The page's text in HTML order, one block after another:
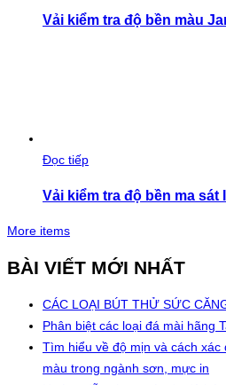
Vải kiểm tra độ bền màu
Đọc tiếp
Vải kiểm tra độ bền ma sát
More items
BÀI VIẾT MỚI NHẤT
CÁC LOẠI BÚT THỬ SỨC
Phân biệt các loại đá mài hãng
Tìm hiểu về độ mịn và cách
màu trong ngành sơn, mực in